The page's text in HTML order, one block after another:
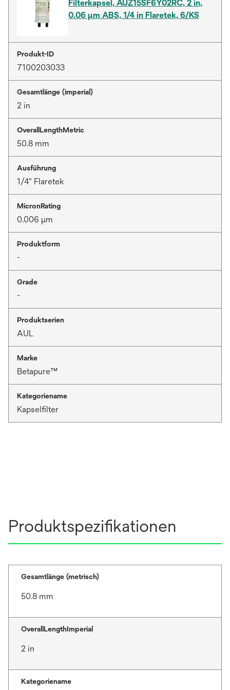
Filterkapsel, AUZ15SF6Y02RC, 2 in,
0.06 µm ABS, 1/4 in Flaretek, 6/KS
Produkt-ID
7100203033
Gesamtlänge (imperial)
2 in
OverallLengthMetric
50.8 mm
Ausführung
1/4" Flaretek
MicronRating
0.006 μm
Produktform
-
Grade
-
Produktserien
AUL
Marke
Betapure™
Kategoriename
Kapselfilter
Produktspezifikationen
Gesamtlänge (metrisch)
50.8 mm
OverallLengthImperial
2 in
Kategoriename